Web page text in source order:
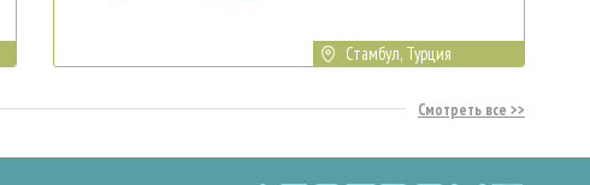
Стамбул, Турция
Смотреть все